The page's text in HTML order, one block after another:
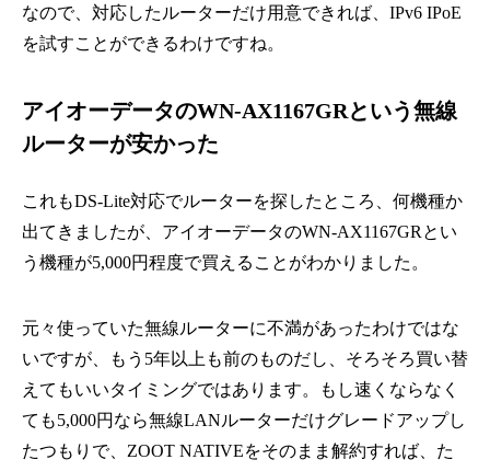
なので、対応したルーターだけ用意できれば、IPv6 IPoE
を試すことができるわけですね。
アイオーデータのWN-AX1167GRという無線
ルーターが安かった
これもDS-Lite対応でルーターを探したところ、何機種か
出てきましたが、アイオーデータのWN-AX1167GRとい
う機種が5,000円程度で買えることがわかりました。
元々使っていた無線ルーターに不満があったわけではな
いですが、もう5年以上も前のものだし、そろそろ買い替
えてもいいタイミングではあります。もし速くならなく
ても5,000円なら無線LANルーターだけグレードアップし
たつもりで、ZOOT NATIVEをそのまま解約すれば、た